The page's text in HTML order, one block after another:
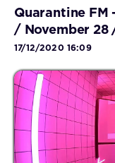
Quarantine FM
/ November 28
17/12/2020 16:09